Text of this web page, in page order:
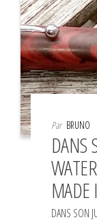
Par BRUNO
DANS
MADE
DANS SON